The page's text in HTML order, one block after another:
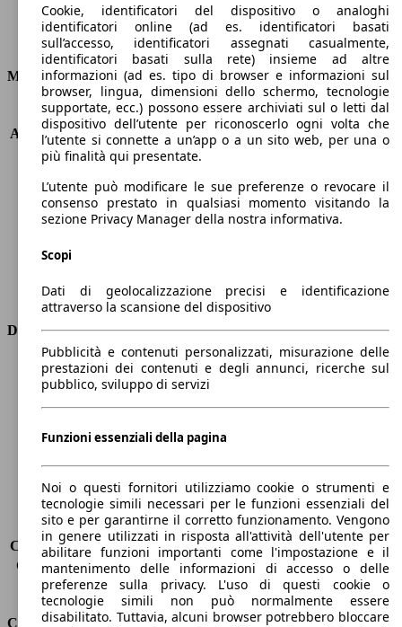
Ø 5.9 l/100km
Consumi
Motore e Prestazioni
KW (PS)
92 kW (125 PS)
Accelerazione (0-100 km/h)
11.4s
Velocità massima (km/h)
193 km/h
Coppia
170 nm
Cilindrata
998 ccm
Carburante
Cilindri
Tipo di trazione
trazione anteriore
Dimensioni
Lunghezza
4670 mm
Altezza
1480 mm
Larghezza
1830 mm
Peso massimo
1970 kg
Carico massimo
-
Porte
5
Sedili
5
Carico sul tetto
-
Capacità di traino (senza freni) -
Capacità di traino (con freni)
1300 kg
Volume del bagagliaio
608 - 1653 l
Consumi
Cookie, identificatori del dispositivo o analoghi
identificatori online (ad es. identificatori basati
sull’accesso, identificatori assegnati casualmente,
identificatori basati sulla rete) insieme ad altre
informazioni (ad es. tipo di browser e informazioni sul
browser, lingua, dimensioni dello schermo, tecnologie
supportate, ecc.) possono essere archiviati sul o letti dal
dispositivo dell’utente per riconoscerlo ogni volta che
l’utente si connette a un’app o a un sito web, per una o
più finalità qui presentate.
L’utente può modificare le sue preferenze o revocare il
consenso prestato in qualsiasi momento visitando la
sezione Privacy Manager della nostra informativa.
Scopi
Dati di geolocalizzazione precisi e identificazione
attraverso la scansione del dispositivo
Pubblicità e contenuti personalizzati, misurazione delle
prestazioni dei contenuti e degli annunci, ricerche sul
pubblico, sviluppo di servizi
Funzioni essenziali della pagina
Noi o questi fornitori utilizziamo cookie o strumenti e
tecnologie simili necessari per le funzioni essenziali del
sito e per garantirne il corretto funzionamento. Vengono
in genere utilizzati in risposta all'attività dell'utente per
abilitare funzioni importanti come l'impostazione e il
mantenimento delle informazioni di accesso o delle
preferenze sulla privacy. L'uso di questi cookie o
tecnologie simili non può normalmente essere
disabilitato. Tuttavia, alcuni browser potrebbero bloccare